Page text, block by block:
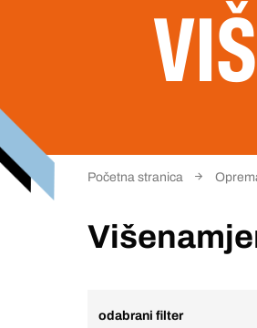
Početna stranica
odabrani filter